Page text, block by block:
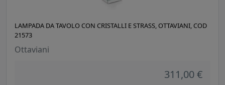
LAMPADA DA TAVOLO CON CRISTALLI E STRASS, OTTAVIANI, COD
21573
Ottaviani
311,00 €